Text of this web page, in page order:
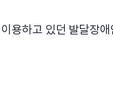
용하고 있던 발달장